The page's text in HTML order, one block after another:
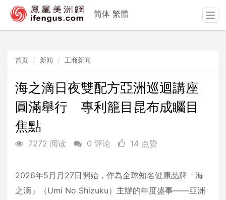
首页 新闻 工商新闻
海之滴日夜雙配方亞洲巡迴講座
圓滿舉行 專利籠目昆布成矚目
焦點
7272 阅读 0 评论 14 点赞
2026年5月月27日開始，作為全球知名健康品牌「海
之滴」（Umi No Shizuku）主辦的年度盛事——亞洲
简体 繁體
T
o